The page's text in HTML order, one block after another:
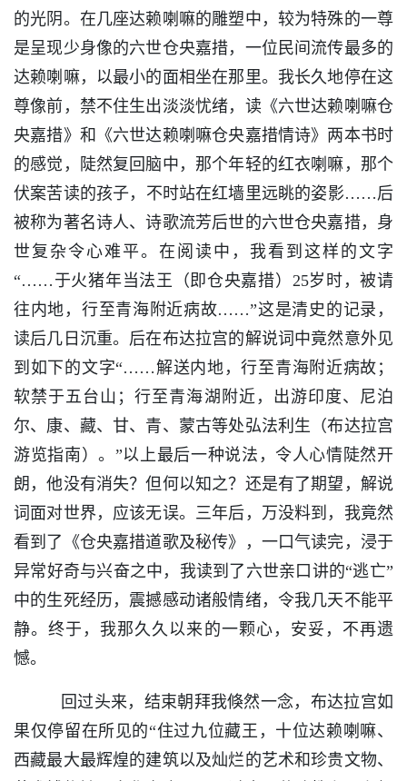
的光阴。在几座达赖喇嘛的雕塑中，较为特殊的一尊
是呈现少身像的六世仓央嘉措，一位民间流传最多的
达赖喇嘛，以最小的面相坐在那里。我长久地停在这
尊像前，禁不住生出淡淡忧绪，读《六世达赖喇嘛仓
央嘉措》和《六世达赖喇嘛仓央嘉措情诗》两本书时
的感觉，陡然复回脑中，那个年轻的红衣喇嘛，那个
伏案苦读的孩子，不时站在红墙里远眺的姿影……后
被称为著名诗人、诗歌流芳后世的六世仓央嘉措，身
世复杂令心难平。在阅读中，我看到这样的文字
“……于火猪年当法王（即仓央嘉措）25岁时，被请
往内地，行至青海附近病故……”这是清史的记录，
读后几日沉重。后在布达拉宫的解说词中竟然意外见
到如下的文字“……解送内地，行至青海附近病故；
软禁于五台山；行至青海湖附近，出游印度、尼泊
尔、康、藏、甘、青、蒙古等处弘法利生（布达拉宫
游览指南）。”以上最后一种说法，令人心情陡然开
朗，他没有消失？但何以知之？还是有了期望，解说
词面对世界，应该无误。三年后，万没料到，我竟然
看到了《仓央嘉措道歌及秘传》，一口气读完，浸于
异常好奇与兴奋之中，我读到了六世亲口讲的“逃亡”
中的生死经历，震撼感动诸般情绪，令我几天不能平
静。终于，我那久久以来的一颗心，安妥，不再遗
憾。
回过头来，结束朝拜我倏然一念，布达拉宫如
果仅停留在所见的“住过九位藏王，十位达赖喇嘛、
西藏最大最辉煌的建筑以及灿烂的艺术和珍贵文物、